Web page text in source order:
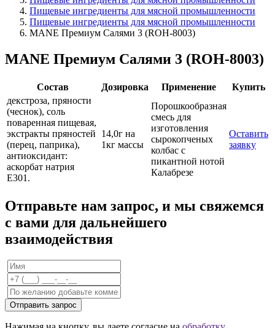
Пищевые ингредиенты для мясной промышленности
Пищевые ингредиенты для мясной промышленности
MANE Премиум Салями 3 (ROH-8003)
MANE Премиум Салями 3 (ROH-8003)
Состав Дозировка Применение
Купить
декстроза, пряности
(чеснок), соль
поваренная пищевая,
экстракты пряностей
(перец, паприка),
антиоксидант:
аскорбат натрия
Е301.
14,0г на
1кг массы
Порошкообразная
смесь для
изготовления
сырокопченых
колбас с
пикантной нотой
Калабрезе
Оставить
заявку
Отправьте нам запрос, и мы свяжемся
с вами для дальнейшего
взаимодействия
Отправить запрос